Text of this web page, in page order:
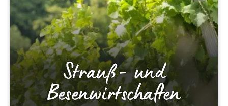
Strauß- und
Besenwirtschaften